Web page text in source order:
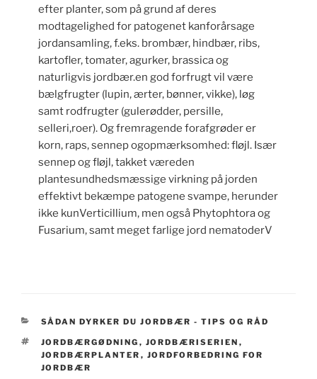
efter planter, som på grund af deres
modtagelighed for patogenet kanforårsage
jordansamling, f.eks. brombær, hindbær, ribs,
kartofler, tomater, agurker, brassica og
naturligvis jordbær.en god forfrugt vil være
bælgfrugter (lupin, ærter, bønner, vikke), løg
samt rodfrugter (gulerødder, persille,
selleri,roer). Og fremragende forafgrøder er
korn, raps, sennep ogopmærksomhed: fløjl. Især
sennep og fløjl, takket væreden
plantesundhedsmæssige virkning på jorden
effektivt bekæmpe patogene svampe, herunder
ikke kunVerticillium, men også Phytophtora og
Fusarium, samt meget farlige jord nematoderV
KATEGORIER
SÅDAN DYRKER DU JORDBÆR - TIPS OG RÅD
TAGS
JORDBÆRGØDNING , JORDBÆRISERIEN ,
JORDBÆRPLANTER , JORDFORBEDRING FOR
JORDBÆR